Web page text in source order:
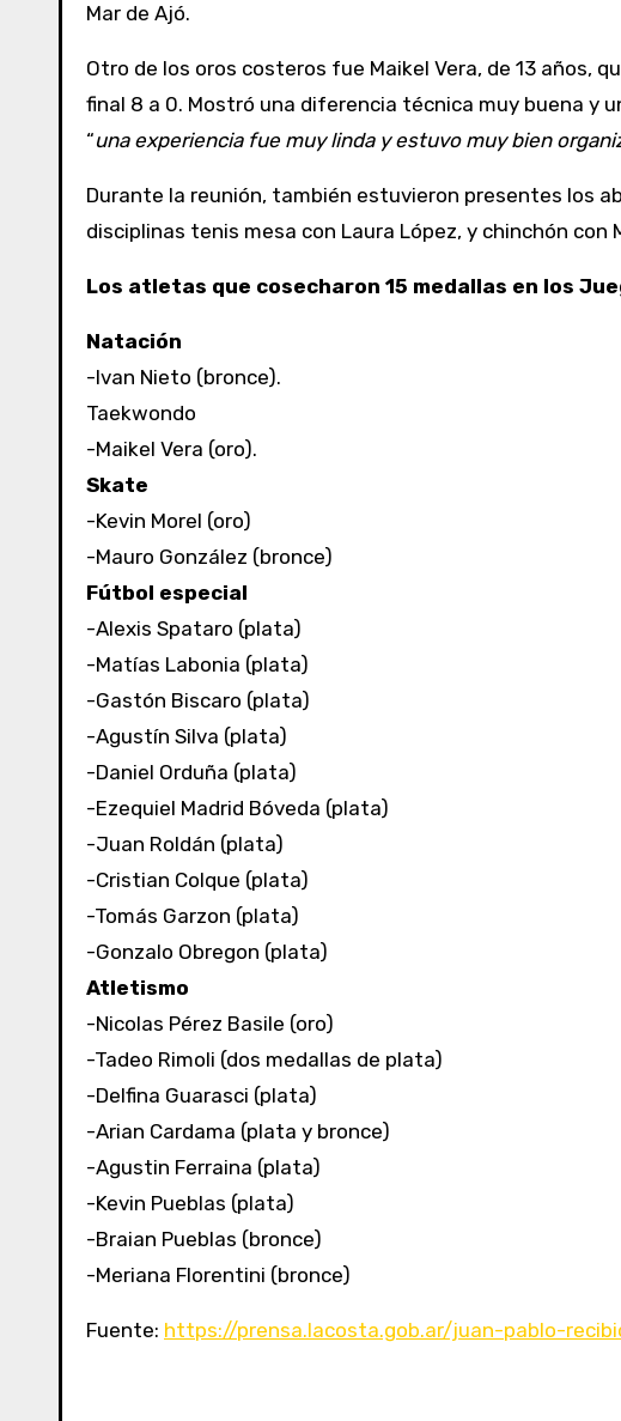
Mar de Ajó.
Otro de los oros costeros fue Maikel Vera, de 13 años,
final 8 a 0. Mostró una diferencia técnica muy buena y
“una experiencia fue muy linda y estuvo muy bien
Durante la reunión, también estuvieron presentes los
disciplinas tenis mesa con Laura López, y chinchón con
Los atletas que cosecharon 15 medallas en los
Natación
-Ivan Nieto (bronce).
Taekwondo
-Maikel Vera (oro).
Skate
-Kevin Morel (oro)
-Mauro González (bronce)
Fútbol especial
-Alexis Spataro (plata)
-Matías Labonia (plata)
-Gastón Biscaro (plata)
-Agustín Silva (plata)
-Daniel Orduña (plata)
-Ezequiel Madrid Bóveda (plata)
-Juan Roldán (plata)
-Cristian Colque (plata)
-Tomás Garzon (plata)
-Gonzalo Obregon (plata)
Atletismo
-Nicolas Pérez Basile (oro)
-Tadeo Rimoli (dos medallas de plata)
-Delfina Guarasci (plata)
-Arian Cardama (plata y bronce)
-Agustin Ferraina (plata)
-Kevin Pueblas (plata)
-Braian Pueblas (bronce)
-Meriana Florentini (bronce)
Fuente: https://prensa.lacosta.gob.ar/juan-pablo-